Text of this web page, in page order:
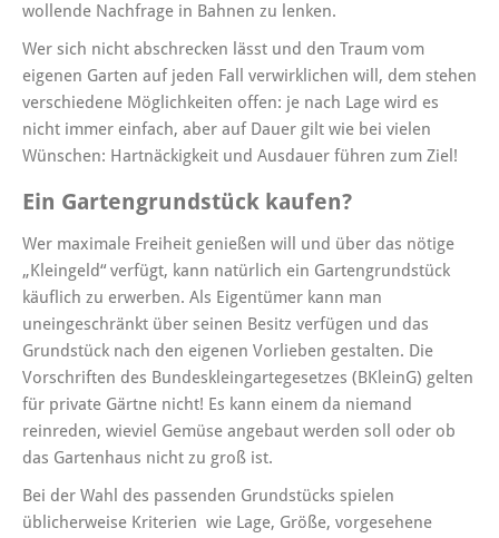
wollende Nachfrage in Bahnen zu lenken.
Wer sich nicht abschrecken lässt und den Traum vom
eigenen Garten auf jeden Fall verwirklichen will, dem stehen
verschiedene Möglichkeiten offen: je nach Lage wird es
nicht immer einfach, aber auf Dauer gilt wie bei vielen
Wünschen: Hartnäckigkeit und Ausdauer führen zum Ziel!
Ein Gartengrundstück kaufen?
Wer maximale Freiheit genießen will und über das nötige
„Kleingeld“ verfügt, kann natürlich ein Gartengrundstück
käuflich zu erwerben. Als Eigentümer kann man
uneingeschränkt über seinen Besitz verfügen und das
Grundstück nach den eigenen Vorlieben gestalten. Die
Vorschriften des Bundeskleingartegesetzes (BKleinG) gelten
für private Gärtne nicht! Es kann einem da niemand
reinreden, wieviel Gemüse angebaut werden soll oder ob
das Gartenhaus nicht zu groß ist.
Bei der Wahl des passenden Grundstücks spielen
üblicherweise Kriterien wie Lage, Größe, vorgesehene